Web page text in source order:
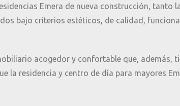
Emera de nueva construcción,
bajo criterios estéticos, de calidad,
acogedor y confortable que, además,
la residencia y centro de día para mayores